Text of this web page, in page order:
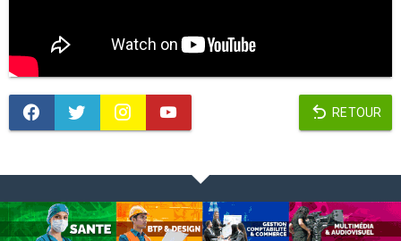
RETOUR